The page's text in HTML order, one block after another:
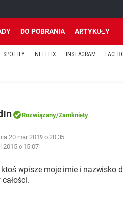
DO POBRANIA ARTYKUŁY
SPOTIFY NETFLIX INSTAGRAM
Rozwiązany/Zamknięty
20 mar 2019 o 20:35
2015 o 15:07
ktoś wpisze moje imie i nazwisko